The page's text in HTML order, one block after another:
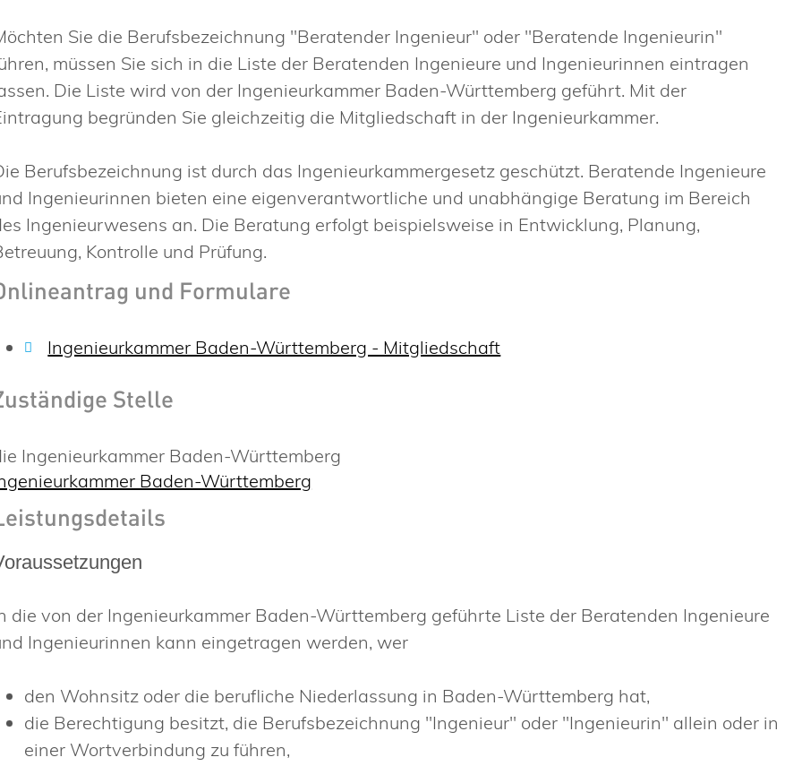
Sie die Berufsbezeichnung "Beratender Ingenieur" oder "Beratende Ingenieurin"
müssen Sie sich in die Liste der Beratenden Ingenieure und Ingenieurinnen eintragen
Die Liste wird von der Ingenieurkammer Baden-Württemberg geführt. Mit der
begründen Sie gleichzeitig die Mitgliedschaft in der Ingenieurkammer.
Berufsbezeichnung ist durch das Ingenieurkammergesetz geschützt. Beratende Ingenieure
Ingenieurinnen bieten eine eigenverantwortliche und unabhängige Beratung im Bereich
Ingenieurwesens an. Die Beratung erfolgt beispielsweise in Entwicklung, Planung,
Kontrolle und Prüfung.
und Formulare
Ingenieurkammer Baden-Württemberg - Mitgliedschaft
Stelle
Ingenieurkammer Baden-Württemberg
Baden-Württemberg
die von der Ingenieurkammer Baden-Württemberg geführte Liste der Beratenden Ingenieure
Ingenieurinnen kann eingetragen werden, wer
den Wohnsitz oder die berufliche Niederlassung in Baden-Württemberg hat,
die Berechtigung besitzt, die Berufsbezeichnung "Ingenieur" oder "Ingenieurin" allein oder in
einer Wortverbindung zu führen,